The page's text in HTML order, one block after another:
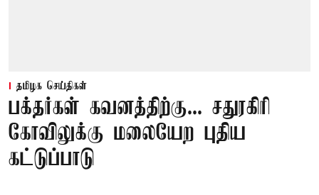
தமிழக செய்திகள்
பக்தர்கள் கவனத்திற்கு... சதுரகிரி
கோவிலுக்கு மலையேற புதிய
கட்டுப்பாடு